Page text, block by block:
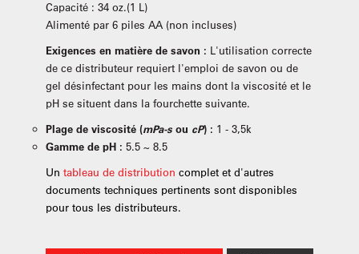
Capacité : 34 oz.(1 L)
Alimenté par 6 piles AA (non incluses)
Exigences en matière de savon : L'utilisation correcte
de ce distributeur requiert l'emploi de savon ou de
gel désinfectant pour les mains dont la viscosité et le
pH se situent dans la fourchette suivante.
Plage de viscosité (mPa-sou cP) : 1 - 3,5k
Gamme de pH : 5.5 ~ 8.5
Un tableau de distribution complet et d'autres
documents techniques pertinents sont disponibles
pour tous les distributeurs.